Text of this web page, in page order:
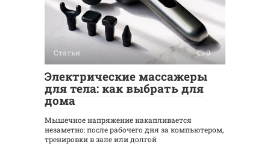
Статьи 0
Электрические массажеры
для тела: как выбрать для
дома
Мышечное напряжение накапливается
незаметно: после рабочего дня за компьютером,
тренировки в зале или долгой